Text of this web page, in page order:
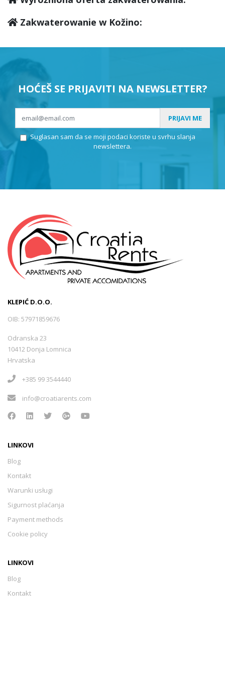
Zakwaterowanie w Kožino:
HOĆEŠ SE PRIJAVITI NA NEWSLETTER?
PRIJAVI ME
Suglasan sam da se moji podaci koriste u svrhu slanja
newslettera.
KLEPIĆ D.O.O.
OIB: 57971859676
Odranska 23
10412 Donja Lomnica
Hrvatska
+385 99 3544440
info@croatiarents.com
LINKOVI
Blog
Kontakt
Warunki usługi
Sigurnost plaćanja
Payment methods
Cookie policy
LINKOVI
Blog
Kontakt